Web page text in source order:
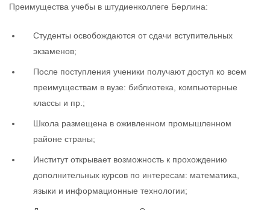
Преимущества учебы в штудиенколлеге Берлина:
Студенты освобождаются от сдачи вступительных
экзаменов;
После поступления ученики получают доступ ко всем
преимуществам в вузе: библиотека, компьютерные
классы и пр.;
Школа размещена в оживленном промышленном
районе страны;
Институт открывает возможность к прохождению
дополнительных курсов по интересам: математика,
языки и информационные технологии;